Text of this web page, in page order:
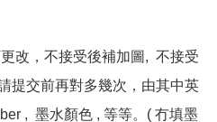
改，不接受後補加圖,  不接受
提交前再對多幾次，由其中英
,  墨水顏色 , 等等。( 冇填墨